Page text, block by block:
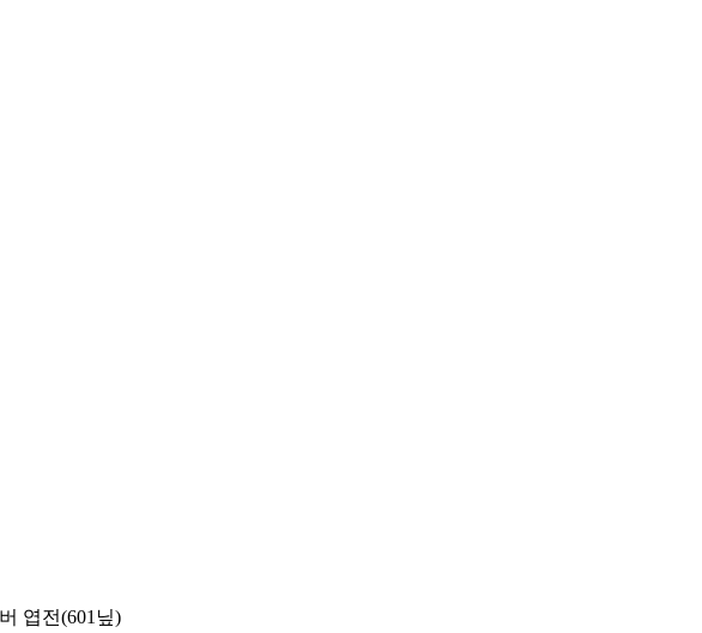
엽전(601 닢)